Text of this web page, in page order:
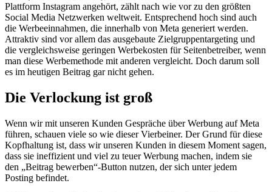
Plattform Instagram angehört, zählt nach wie vor zu den größten
Social Media Netzwerken weltweit. Entsprechend hoch sind auch
die Werbeeinnahmen, die innerhalb von Meta generiert werden.
Attraktiv sind vor allem das ausgebaute Zielgruppentargeting und
die vergleichsweise geringen Werbekosten für Seitenbetreiber, wenn
man diese Werbemethode mit anderen vergleicht. Doch darum soll
es im heutigen Beitrag gar nicht gehen.
Die Verlockung ist groß
Wenn wir mit unseren Kunden Gespräche über Werbung auf Meta
führen, schauen viele so wie dieser Vierbeiner. Der Grund für diese
Kopfhaltung ist, dass wir unseren Kunden in diesem Moment sagen,
dass sie ineffizient und viel zu teuer Werbung machen, indem sie
den „Beitrag bewerben“-Button nutzen, der sich unter jedem
Posting befindet.